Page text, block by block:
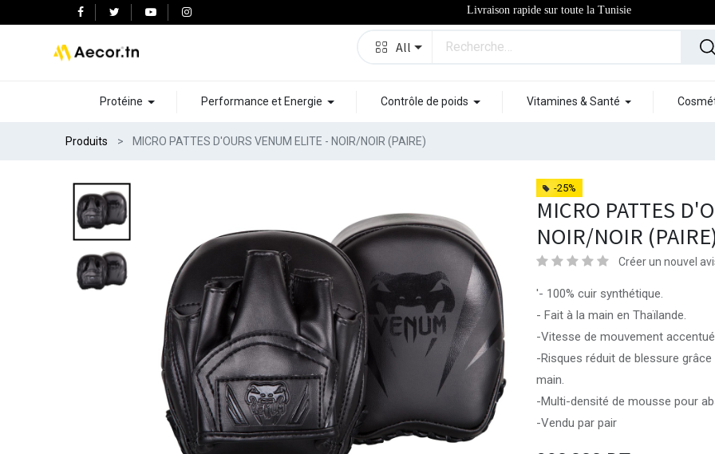
Livraison rapide sur toute la Tunisie
All
Protéine Performance et Energie Contrôle de poids Vitamines & Santé
Produits MICRO PATTES D'OURS VENUM ELITE - NOIR/NOIR (PAIRE)
-25%
MICRO PATTES
NOIR/NOIR
Créer un nouvel
'- 100% cuir synthétique.
- Fait à la main en Thaïlande.
-Vitesse de mouvement
-Risques réduit de blessure
main.
-Multi-densité de mousse pour
-Vendu par pair